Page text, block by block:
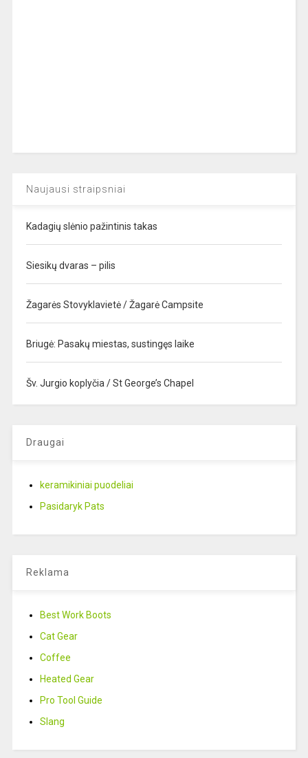
Naujausi straipsniai
Kadagių slėnio pažintinis takas
Siesikų dvaras – pilis
Žagarės Stovyklavietė / Žagarė Campsite
Briugė: Pasakų miestas, sustingęs laike
Šv. Jurgio koplyčia / St George’s Chapel
Draugai
keramikiniai puodeliai
Pasidaryk Pats
Reklama
Best Work Boots
Cat Gear
Coffee
Heated Gear
Pro Tool Guide
Slang